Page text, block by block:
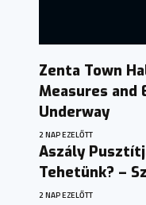
Zenta Town
Measures and
Underway
2 NAP EZELŐTT
Aszály
Tehetünk? –
2 NAP EZELŐTT